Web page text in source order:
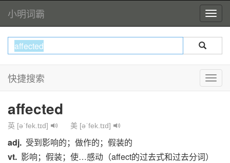
小明词霸
快捷搜索
affected
英 [əˈfek.tɪd] 美 [əˈfek.tɪd]
adj. 受到影响的；做作的；假装的
vt. 影响；假装；使…感动（affect的过去式和过去分词）